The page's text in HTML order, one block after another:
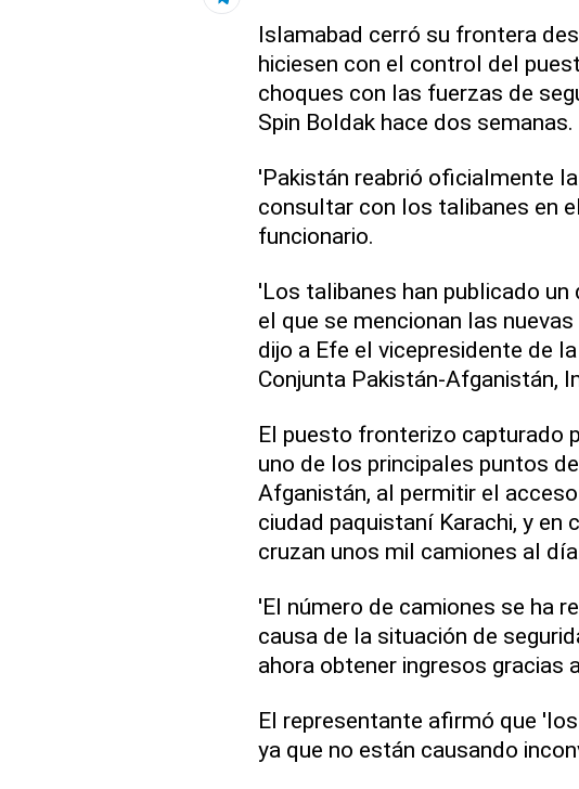
Islamabad cerró su frontera
hiciesen con el control del
choques con las fuerzas de
Spin Boldak hace dos semanas.
'Pakistán reabrió oficialmente
consultar con los talibanes en
funcionario.
'Los talibanes han publicado
el que se mencionan las
dijo a Efe el vicepresidente de
Conjunta Pakistán-Afganistán,
El puesto fronterizo capturado
uno de los principales puntos
Afganistán, al permitir el
ciudad paquistaní Karachi, y en
cruzan unos mil camiones al
'El número de camiones se ha
causa de la situación de
ahora obtener ingresos gracias
El representante afirmó que
ya que no están causando